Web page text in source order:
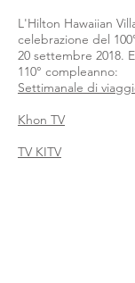
L'Hilton Hawaiian
celebrazione del
20 settembre 2018.
110° compleanno:
Settimanale di
Khon TV
TV KITV